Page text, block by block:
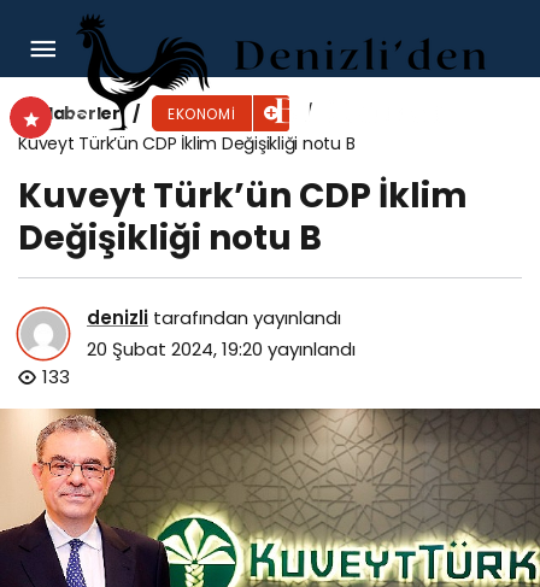
Haberler EKONOMI
Kuveyt Türk’ün CDP İklim Değişikliği notu B
Kuveyt Türk’ün CDP İklim
Değişikliği notu B
denizli tarafından yayınlandı
20 Şubat 2024, 19:20 yayınlandı
133
Kärcher Türkiye, 25’inci Yılında 1,5 Milyar TL
Satış Rakamına Ulaştı!